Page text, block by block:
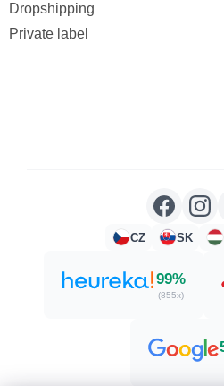
Dropshipping
Private label
CZ SK
99%
(855x)